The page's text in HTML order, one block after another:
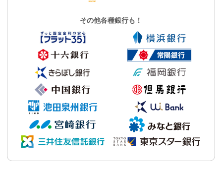
その他各種銀行も！